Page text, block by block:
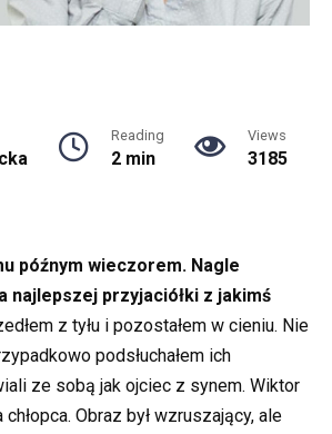
Reading
2 min
Views
3185
późnym wieczorem. Nagle
najlepszej przyjaciółki z jakimś
z tyłu i pozostałem w cieniu. Nie
podsłuchałem ich
ze sobą jak ojciec z synem. Wiktor
chłopca. Obraz był wzruszający, ale